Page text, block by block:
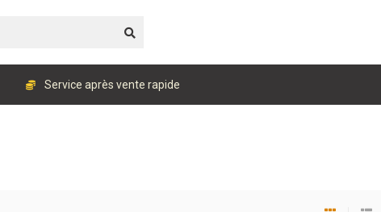
Service après vente rapide